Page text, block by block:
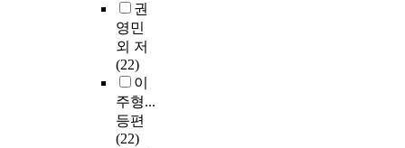
권
영민
외 저
(22)
이
주형...
등편
(22)